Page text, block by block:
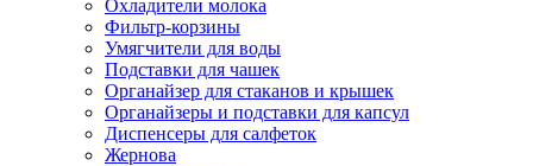
Охладители молока
Фильтр-корзины
Умягчители для воды
Подставки для чашек
Органайзер для стаканов и крышек
Органайзеры и подставки для капсул
Диспенсеры для салфеток
Жернова